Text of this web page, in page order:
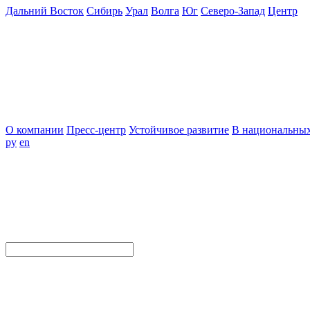
Дальний Восток Сибирь Урал Волга Юг Северо-Запад Центр
О компании Пресс-центр Устойчивое развитие В
ру en